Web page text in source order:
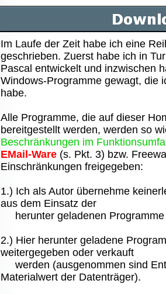
Im Laufe der Zeit habe ich eine
geschrieben. Zuerst habe ich in
Pascal entwickelt und inzwischen
Windows-Programme gewagt, die
habe.
Alle Programme, die auf dieser
bereitgestellt werden, werden so
Beschränkungen im
EMail-Ware (s. Pkt. 3) bzw.
Einschränkungen freigegeben:
1.) Ich als Autor übernehme
aus dem Einsatz der
herunter geladenen Programme
2.) Hier herunter geladene
weitergegeben oder verkauft
werden (ausgenommen sind
Materialwert der Datenträger).